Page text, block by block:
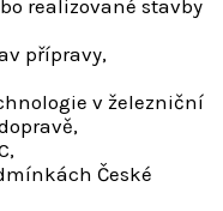
realizované stavby
přípravy,
v železniční
České